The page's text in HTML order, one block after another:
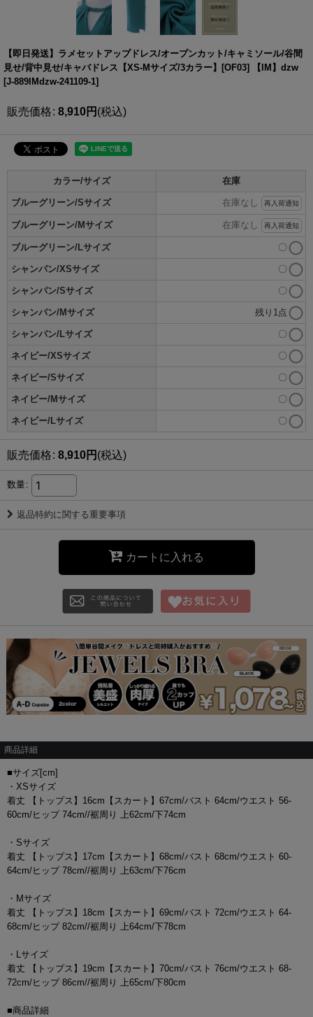
【即日発送】ラメセットアップドレス/オープンカット/キャミソール/谷間
見せ/背中見せ/キャバドレス【XS-Mサイズ/3カラー】[OF03] 【IM】dzw
[J-889IMdzw-241109-1]
販売価格: 8,910円 (税込)
カラー/サイズ 在庫
ブルーグリーン/Sサイズ 在庫なし 再入荷通知
ブルーグリーン/Mサイズ 在庫なし 再入荷通知
ブルーグリーン/Lサイズ 〇
シャンパン/XSサイズ 〇
シャンパン/Sサイズ 〇
シャンパン/Mサイズ 残り1点
シャンパン/Lサイズ 〇
ネイビー/XSサイズ 〇
ネイビー/Sサイズ 〇
ネイビー/Mサイズ 〇
ネイビー/Lサイズ 〇
販売価格: 8,910円 (税込)
数量:
返品特約に関する重要事項
カートに入れる
商品詳細
■サイズ[cm]
・XSサイズ
着丈 【トップス】16cm【スカート】67cm/バスト 64cm/ウエスト 56-
60cm/ヒップ 74cm//裾周り 上62cm/下74cm
・Sサイズ
着丈 【トップス】17cm【スカート】68cm/バスト 68cm/ウエスト 60-
64cm/ヒップ 78cm//裾周り 上63cm/下76cm
・Mサイズ
着丈 【トップス】18cm【スカート】69cm/バスト 72cm/ウエスト 64-
68cm/ヒップ 82cm//裾周り 上64cm/下78cm
・Lサイズ
着丈 【トップス】19cm【スカート】70cm/バスト 76cm/ウエスト 68-
72cm/ヒップ 86cm//裾周り 上65cm/下80cm
■商品詳細